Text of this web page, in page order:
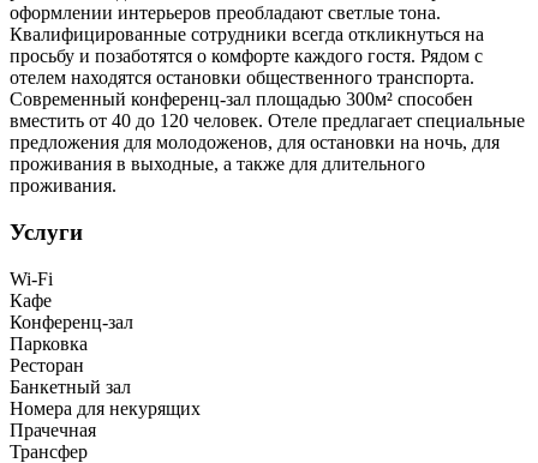
оформлении интерьеров преобладают светлые тона.
Квалифицированные сотрудники всегда откликнуться на
просьбу и позаботятся о комфорте каждого гостя. Рядом с
отелем находятся остановки общественного транспорта.
Современный конференц-зал площадью 300м² способен
вместить от 40 до 120 человек. Отеле предлагает специальные
предложения для молодоженов, для остановки на ночь, для
проживания в выходные, а также для длительного
проживания.
Услуги
Wi-Fi
Кафе
Конференц-зал
Парковка
Ресторан
Банкетный зал
Номера для некурящих
Прачечная
Трансфер